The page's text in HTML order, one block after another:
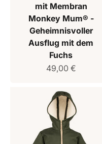
mit Membran
Monkey Mum® -
Geheimnisvoller
Ausflug mit dem
Fuchs
Verkaufspreis
49,00 €